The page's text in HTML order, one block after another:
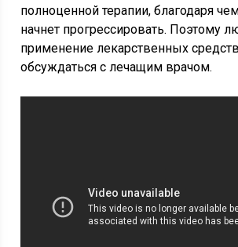
полноценной терапии, благодаря
начнет прогрессировать. Поэтому
применение лекарственных
обсуждаться с лечащим врачом.